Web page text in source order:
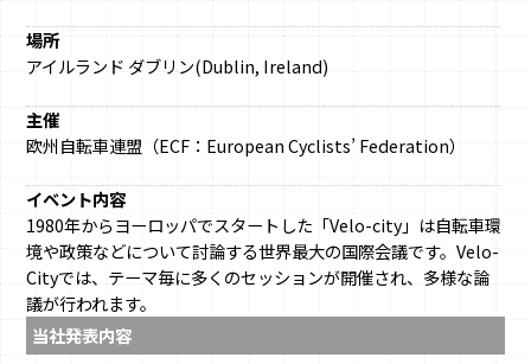
場所
アイルランド ダブリン(Dublin, Ireland)
主催
欧州自転車連盟（ECF：European Cyclists’ Federation）
イベント内容
1980年からヨーロッパでスタートした「Velo-city」は自転車環
境や政策などについて討論する世界最大の国際会議です。Velo-
Cityでは、テーマ毎に多くのセッションが開催され、多様な論
議が行われます。
当社発表内容